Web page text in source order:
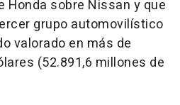
Honda sobre Nissan y que
grupo automovilístico
valorado en más de
(52.891,6 millones de